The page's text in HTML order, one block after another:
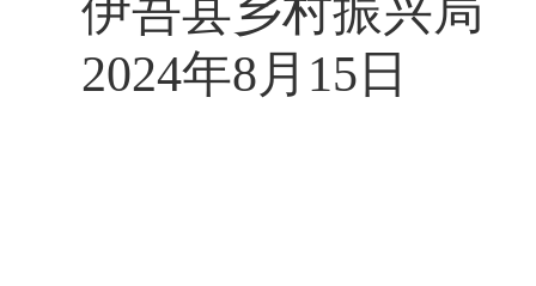
伊吾县乡村振兴局
2024年8月 15 日